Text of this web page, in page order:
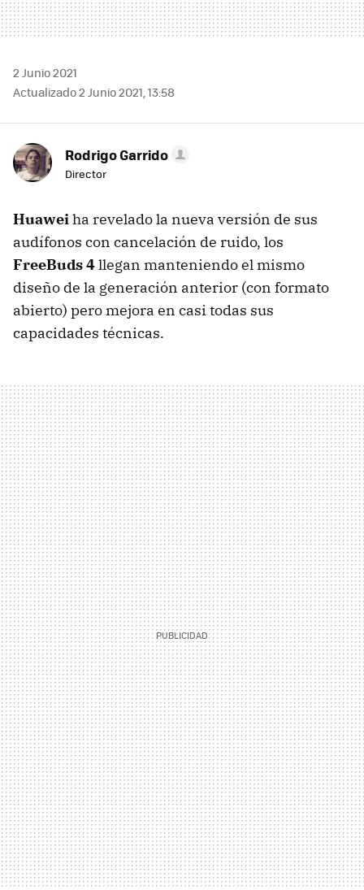
2 Junio 2021
Actualizado 2 Junio 2021, 13:58
Rodrigo Garrido
Director
Huawei ha revelado la nueva versión de sus
audífonos con cancelación de ruido, los
FreeBuds 4llegan manteniendo el mismo
diseño de la generación anterior (con formato
abierto) pero mejora en casi todas sus
capacidades técnicas.